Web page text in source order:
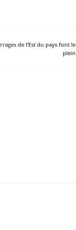
de l’Est du pays font le
plein